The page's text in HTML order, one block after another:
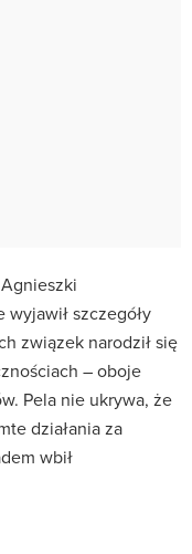
szczegóły
związek narodził się
– oboje
Pela nie ukrywa, że
działania za
wbił